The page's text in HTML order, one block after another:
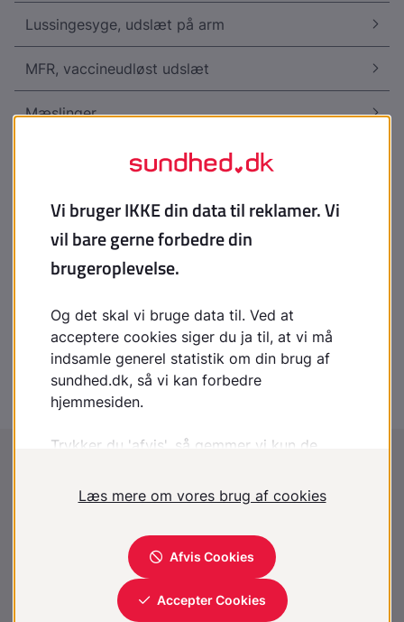
Lussingesyge, udslæt på arm
MFR, vaccineudløst udslæt
Mæslinger
Mæslingeudslæt
Kopliks pletter
Skarlagensfeber, udslæt
Petekkier